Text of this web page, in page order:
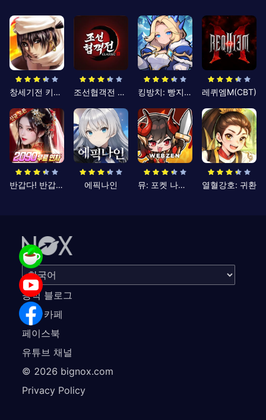
창세기전 키우기 조선협객전 클래식 킹방치: 빵지의 제왕 레퀴엠M(CBT)
반갑다! 반갑삼국지 에픽나인 뮤: 포켓 나이츠 열혈강호: 귀환
공식 블로그
공식 카페
페이스북
유튜브 채널
© 2026 bignox.com
Privacy Policy